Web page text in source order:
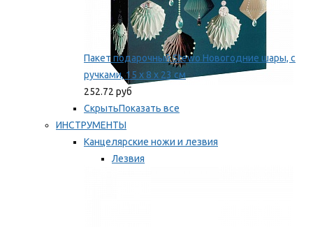
Пакет подарочный Stewo Новогодние шары, с
ручками, 15 х 8 х 23 см
252.72 руб
СкрытьПоказать все
ИНСТРУМЕНТЫ
Канцелярские ножи и лезвия
Лезвия